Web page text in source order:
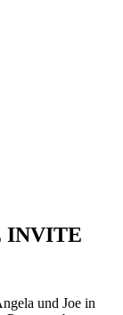
INVITE
und Joe in